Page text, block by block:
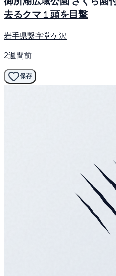
去るクマ１頭を目撃
岩手県繋字堂ケ沢
2週間前
保存